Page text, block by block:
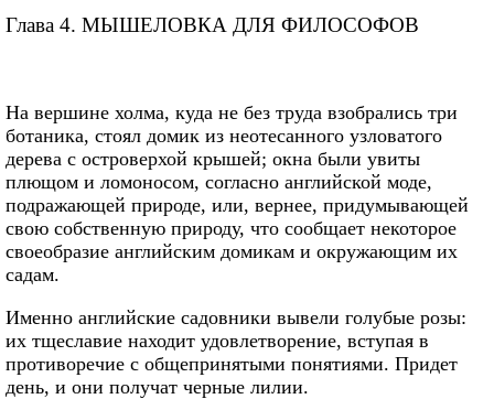
Глава 4. МЫШЕЛОВКА ДЛЯ ФИЛОСОФОВ
На вершине холма, куда не без труда взобрались три
ботаника, стоял домик из неотесанного узловатого
дерева с островерхой крышей; окна были увиты
плющом и ломоносом, согласно английской моде,
подражающей природе, или, вернее, придумывающей
свою собственную природу, что сообщает некоторое
своеобразие английским домикам и окружающим их
садам.
Именно английские садовники вывели голубые розы:
их тщеславие находит удовлетворение, вступая в
противоречие с общепринятыми понятиями. Придет
день, и они получат черные лилии.